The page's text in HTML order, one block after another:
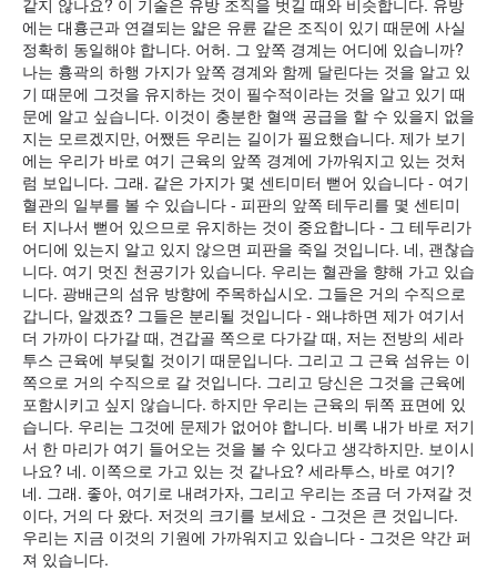
에는 대흉근과 연결되는 얇은 유륜 같은 조직이 있기 때문에 사실
정확히 동일해야 합니다. 어허. 그 앞쪽 경계는 어디에 있습니까?
나는 흉곽의 하행 가지가 앞쪽 경계와 함께 달린다는 것을 알고 있
기 때문에 그것을 유지하는 것이 필수적이라는 것을 알고 있기 때
문에 알고 싶습니다. 이것이 충분한 혈액 공급을 할 수 있을지 없을
지는 모르겠지만, 어쨌든 우리는 길이가 필요했습니다. 제가 보기
에는 우리가 바로 여기 근육의 앞쪽 경계에 가까워지고 있는 것처
럼 보입니다. 그래. 같은 가지가 몇 센티미터 뻗어 있습니다 - 여기
혈관의 일부를 볼 수 있습니다 - 피판의 앞쪽 테두리를 몇 센티미
터 지나서 뻗어 있으므로 유지하는 것이 중요합니다 - 그 테두리가
어디에 있는지 알고 있지 않으면 피판을 죽일 것입니다. 네, 괜찮습
니다. 여기 멋진 천공기가 있습니다. 우리는 혈관을 향해 가고 있습
니다. 광배근의 섬유 방향에 주목하십시오. 그들은 거의 수직으로
갑니다, 알겠죠? 그들은 분리될 것입니다 - 왜냐하면 제가 여기서
더 가까이 다가갈 때, 견갑골 쪽으로 다가갈 때, 저는 전방의 세라
투스 근육에 부딪힐 것이기 때문입니다. 그리고 그 근육 섬유는 이
쪽으로 거의 수직으로 갈 것입니다. 그리고 당신은 그것을 근육에
포함시키고 싶지 않습니다. 하지만 우리는 근육의 뒤쪽 표면에 있
습니다. 우리는 그것에 문제가 없어야 합니다. 비록 내가 바로 저기
서 한 마리가 여기 들어오는 것을 볼 수 있다고 생각하지만. 보이시
나요? 네. 이쪽으로 가고 있는 것 같나요? 세라투스, 바로 여기?
네. 그래. 좋아, 여기로 내려가자, 그리고 우리는 조금 더 가져갈 것
이다, 거의 다 왔다. 저것의 크기를 보세요 - 그것은 큰 것입니다.
우리는 지금 이것의 기원에 가까워지고 있습니다 - 그것은 약간 퍼
져 있습니다.